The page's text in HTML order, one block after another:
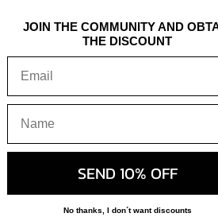
JOIN THE COMMUNITY AND
THE DISCOUNT
SEND 10% OFF
No thanks, I don´t want discounts